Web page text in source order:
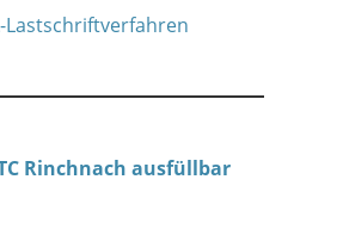
Lastschriftverfahren
Rinchnach ausfüllbar